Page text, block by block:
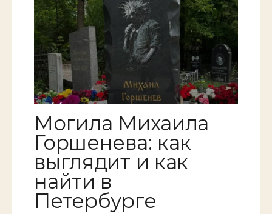
Могила Михаила
Горшенева: как
выглядит и как
найти в
Петербурге